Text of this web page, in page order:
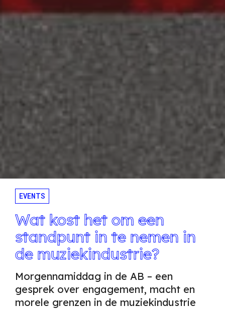
EVENTS
Wat kost het om een
standpunt in te nemen in
de muziekindustrie?
Morgennamiddag in de AB – een
gesprek over engagement, macht en
morele grenzen in de muziekindustrie